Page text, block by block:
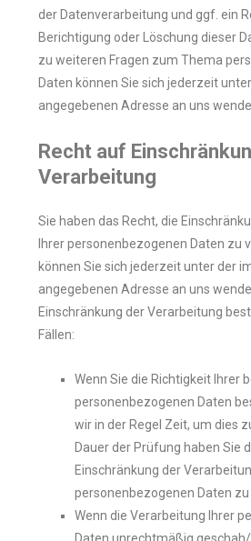
der Datenverarbeitung und ggf. ein
Berichtigung oder Löschung dieser
zu weiteren Fragen zum Thema
Daten können Sie sich jederzeit
angegebenen Adresse an uns
Recht auf
Verarbeitung
Sie haben das Recht, die
Ihrer personenbezogenen Daten zu
können Sie sich jederzeit unter der
angegebenen Adresse an uns
Einschränkung der Verarbeitung
Fällen:
Wenn Sie die Richtigkeit Ihrer
personenbezogenen Daten
wir in der Regel Zeit, um dies
Dauer der Prüfung haben Sie
Einschränkung der
personenbezogenen Daten zu
Wenn die Verarbeitung Ihrer